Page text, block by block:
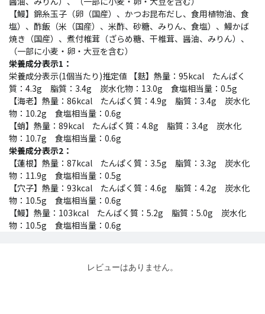
【鰻】錦糸玉子（卵（国産）、かつお昆布だし、食用植物油、食
塩）、酢飯（米（国産）、米酢、砂糖、みりん、食塩）、鰻かば
焼き（国産）、煮付椎茸（ざらめ糖、干椎茸、醤油、みりん）、
（一部に小麦・卵・大豆を含む）
栄養成分表示1：
栄養成分表示(1個当たり)推定値 【麩】熱量：95kcal たんぱく
質：4.3g 脂質：3.4g 炭水化物：13.0g 食塩相当量：0.5g
【海老】熱量：86kcal たんぱく質：4.9g 脂質：3.4g 炭水化
物：10.2g 食塩相当量：0.6g
【蛸】熱量：89kcal たんぱく質：4.8g 脂質：3.4g 炭水化
物：10.7g 食塩相当量：0.6g
栄養成分表示2：
【蓮根】熱量：87kcal たんぱく質：3.5g 脂質：3.3g 炭水化
物：11.9g 食塩相当量：0.5g
【穴子】熱量：93kcal たんぱく質：4.6g 脂質：4.2g 炭水化
物：10.5g 食塩相当量：0.6g
【鰻】熱量：103kcal たんぱく質：5.2g 脂質：5.0g 炭水化
物：10.5g 食塩相当量：0.6g
レビューはありません。